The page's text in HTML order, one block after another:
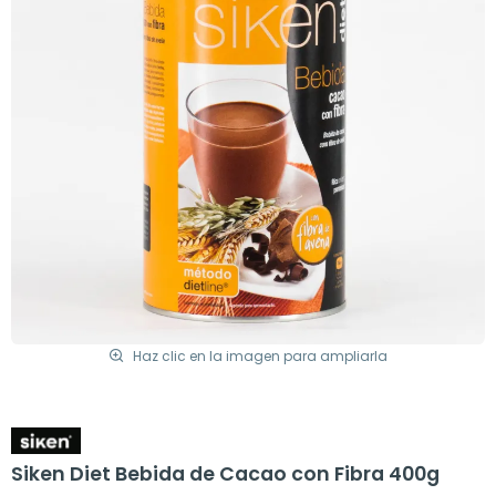
Haz clic en la imagen para ampliarla
Siken Diet Bebida de Cacao con Fibra 400g